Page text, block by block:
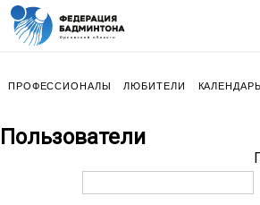
ПРОФЕССИОНАЛЫ ЛЮБИТЕЛИ КАЛЕНДАРЬ
Пользователи